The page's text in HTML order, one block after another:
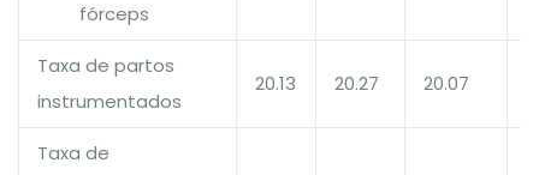
fórceps
Taxa de partos
instrumentados
20.13 20.27 20.07
Taxa de